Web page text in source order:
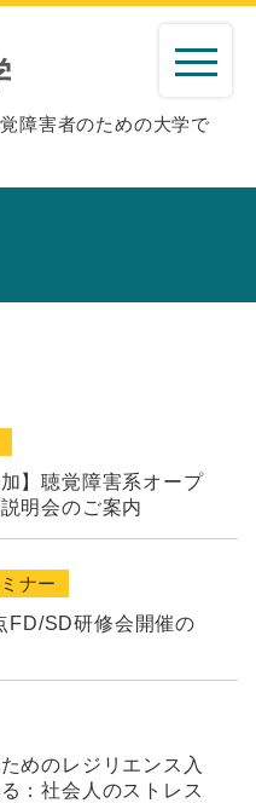
障害者のための大学で
】聴覚障害系オープ
明会のご案内
ナー
FD/SD研修会開催の
めのレジリエンス入
：社会人のストレス